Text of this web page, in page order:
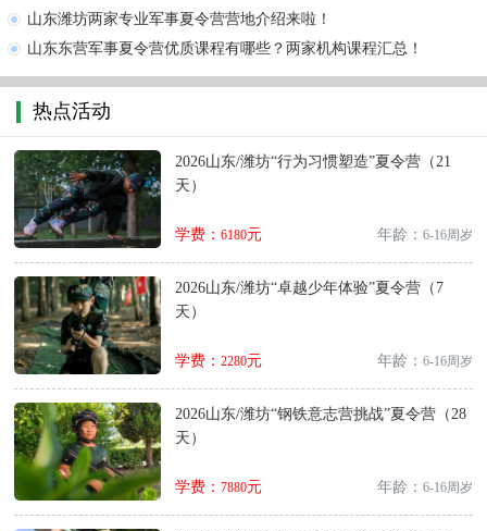
山东潍坊两家专业军事夏令营营地介绍来啦！
山东东营军事夏令营优质课程有哪些？两家机构课程汇总！
热点活动
2026山东/潍坊“行为习惯塑造”夏令营（21
天）
学费： 6180元 年龄： 6-16周岁
2026山东/潍坊“卓越少年体验”夏令营（7
天）
学费： 2280元 年龄： 6-16周岁
2026山东/潍坊“钢铁意志营挑战”夏令营（28
天）
学费： 7880元 年龄： 6-16周岁